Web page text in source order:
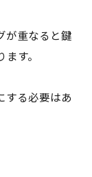
が重なると鍵
す。
する必要はあ